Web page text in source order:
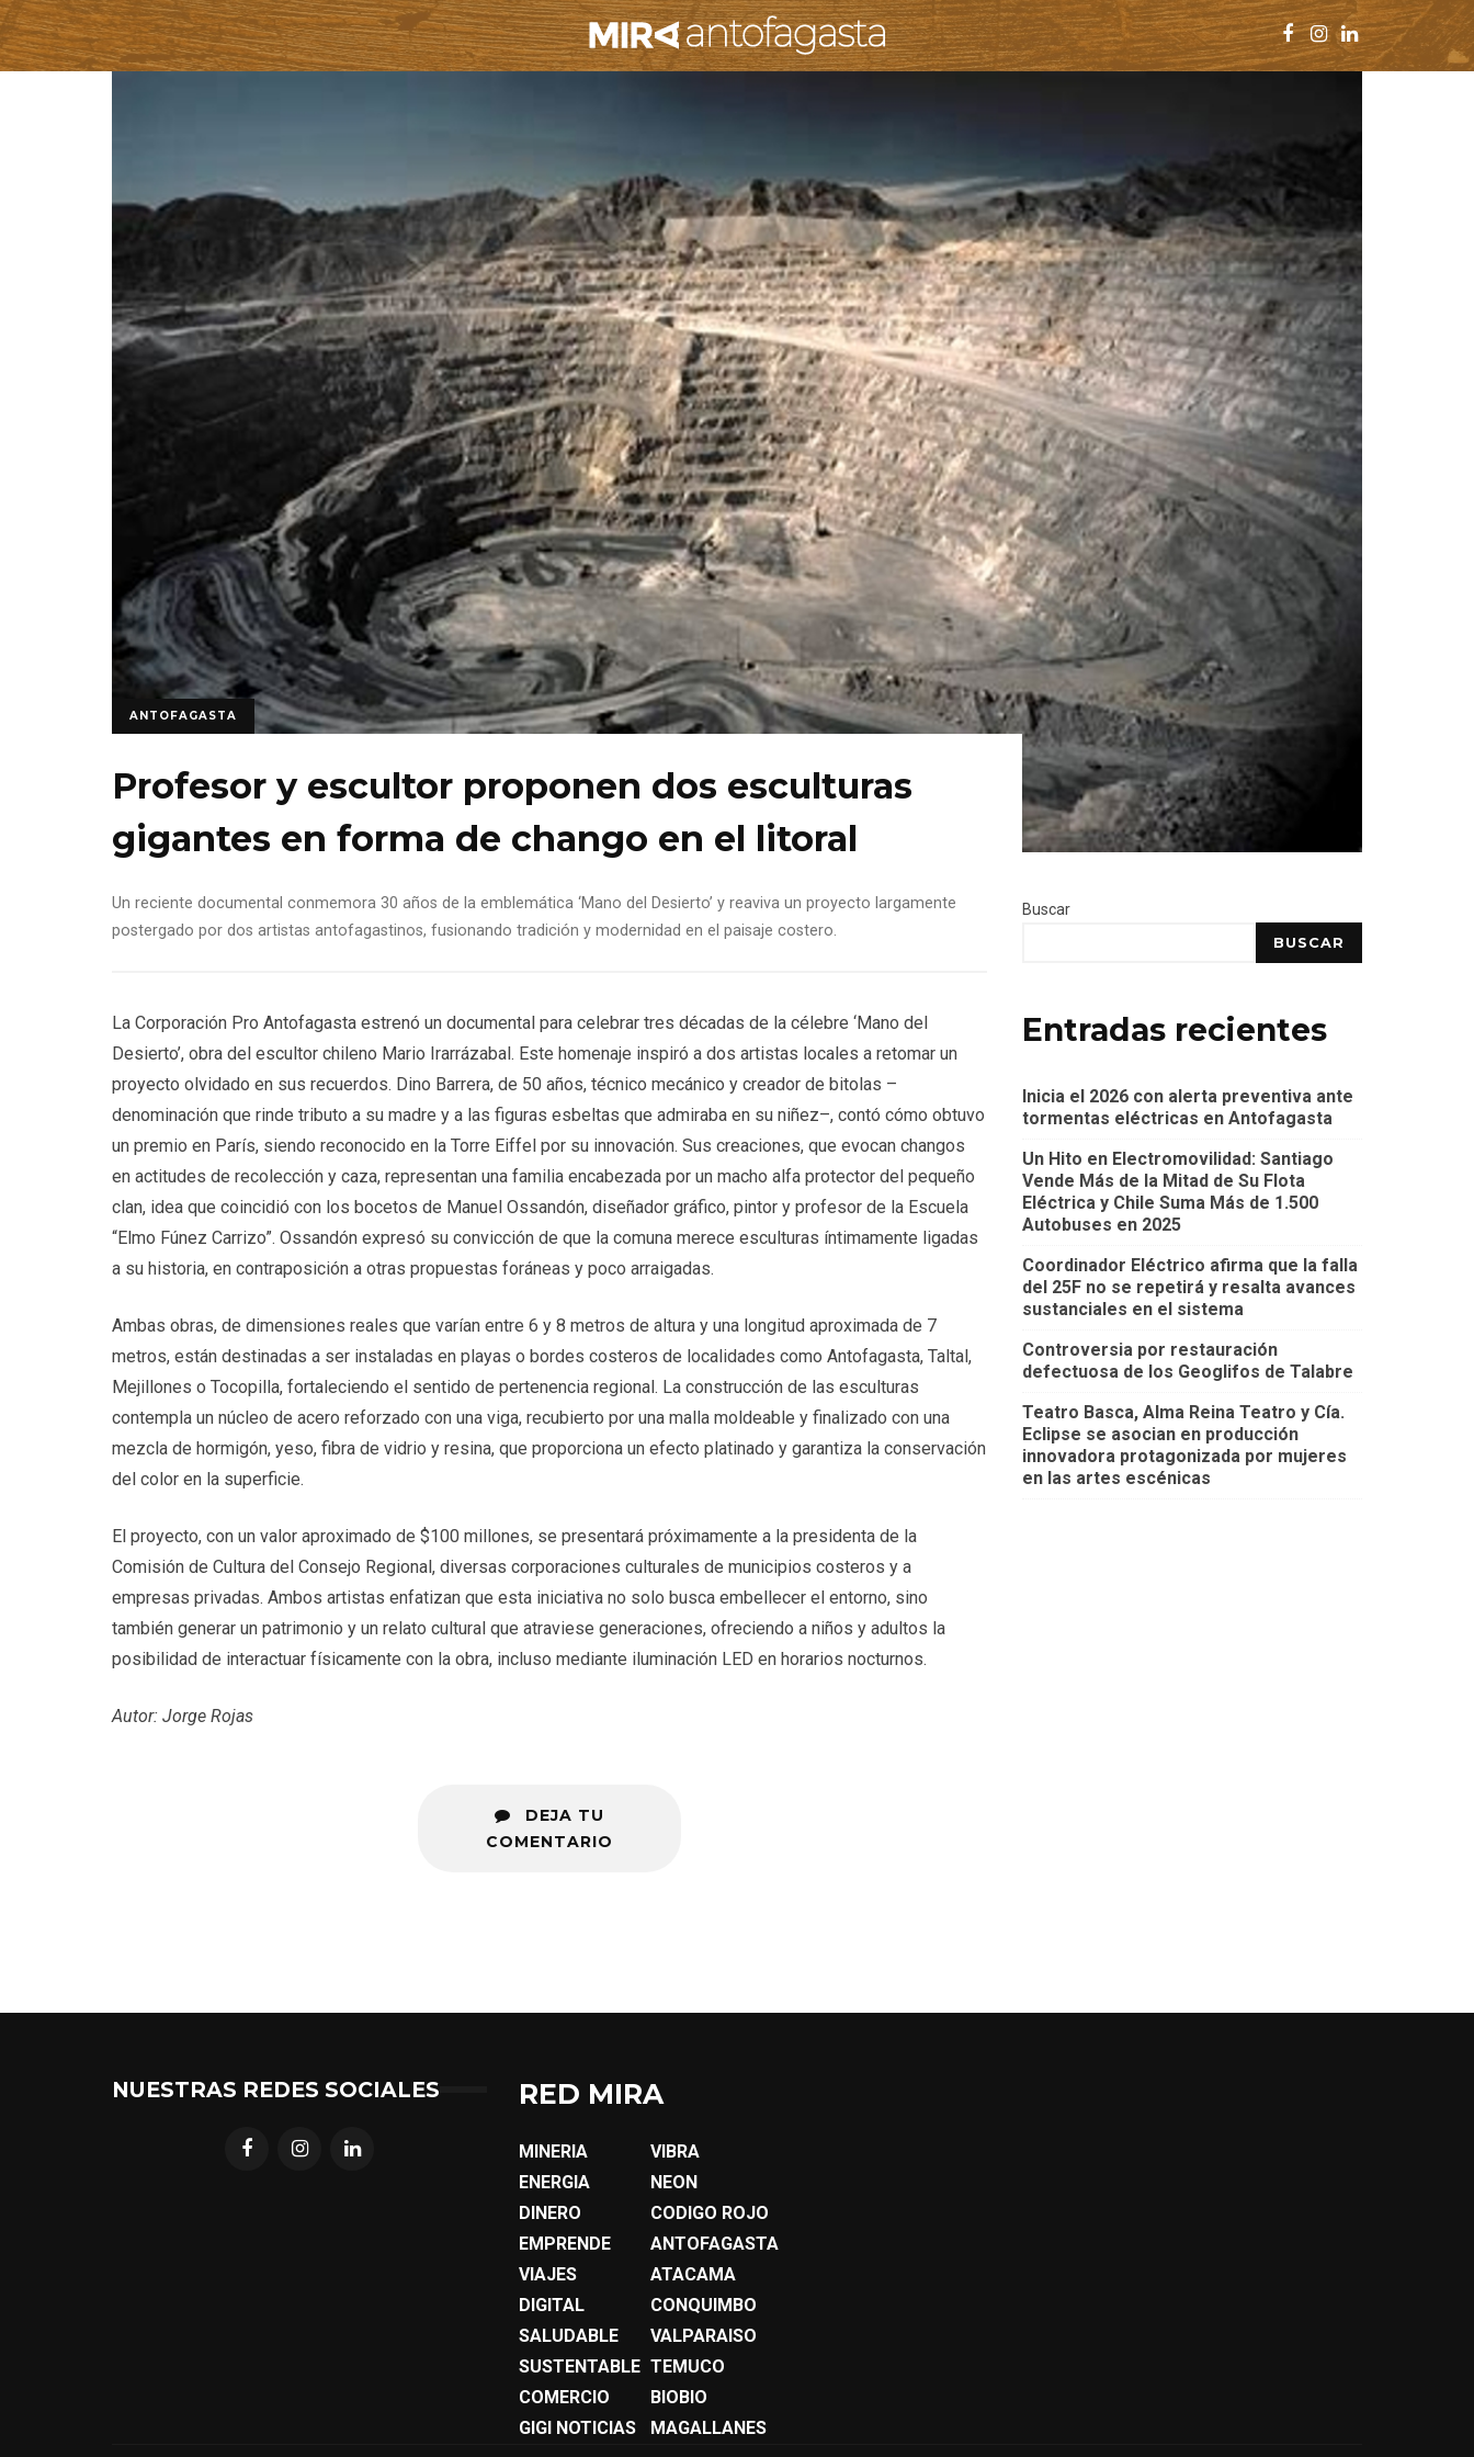
ANTOFAGASTA
Profesor y escultor proponen dos esculturas
gigantes en forma de chango en el litoral
Un reciente documental conmemora 30 años de la emblemática ‘Mano del Desierto’ y reaviva un proyecto largamente
postergado por dos artistas antofagastinos, fusionando tradición y modernidad en el paisaje costero.
La Corporación Pro Antofagasta estrenó un documental para celebrar tres décadas de la célebre ‘Mano del
Desierto’, obra del escultor chileno Mario Irarrázabal. Este homenaje inspiró a dos artistas locales a retomar un
proyecto olvidado en sus recuerdos. Dino Barrera, de 50 años, técnico mecánico y creador de bitolas –
denominación que rinde tributo a su madre y a las figuras esbeltas que admiraba en su niñez–, contó cómo obtuvo
un premio en París, siendo reconocido en la Torre Eiffel por su innovación. Sus creaciones, que evocan changos
en actitudes de recolección y caza, representan una familia encabezada por un macho alfa protector del pequeño
clan, idea que coincidió con los bocetos de Manuel Ossandón, diseñador gráfico, pintor y profesor de la Escuela
“Elmo Fúnez Carrizo”. Ossandón expresó su convicción de que la comuna merece esculturas íntimamente ligadas
a su historia, en contraposición a otras propuestas foráneas y poco arraigadas.
Ambas obras, de dimensiones reales que varían entre 6 y 8 metros de altura y una longitud aproximada de 7
metros, están destinadas a ser instaladas en playas o bordes costeros de localidades como Antofagasta, Taltal,
Mejillones o Tocopilla, fortaleciendo el sentido de pertenencia regional. La construcción de las esculturas
contempla un núcleo de acero reforzado con una viga, recubierto por una malla moldeable y finalizado con una
mezcla de hormigón, yeso, fibra de vidrio y resina, que proporciona un efecto platinado y garantiza la conservación
del color en la superficie.
El proyecto, con un valor aproximado de $100 millones, se presentará próximamente a la presidenta de la
Comisión de Cultura del Consejo Regional, diversas corporaciones culturales de municipios costeros y a
empresas privadas. Ambos artistas enfatizan que esta iniciativa no solo busca embellecer el entorno, sino
también generar un patrimonio y un relato cultural que atraviese generaciones, ofreciendo a niños y adultos la
posibilidad de interactuar físicamente con la obra, incluso mediante iluminación LED en horarios nocturnos.
Autor: Jorge Rojas
DEJA TU
COMENTARIO
Buscar
BUSCAR
Entradas recientes
Inicia el 2026 con alerta preventiva ante
tormentas eléctricas en Antofagasta
Un Hito en Electromovilidad: Santiago
Vende Más de la Mitad de Su Flota
Eléctrica y Chile Suma Más de 1.500
Autobuses en 2025
Coordinador Eléctrico afirma que la falla
del 25F no se repetirá y resalta avances
sustanciales en el sistema
Controversia por restauración
defectuosa de los Geoglifos de Talabre
Teatro Basca, Alma Reina Teatro y Cía.
Eclipse se asocian en producción
innovadora protagonizada por mujeres
en las artes escénicas
NUESTRAS REDES SOCIALES RED MIRA
MINERIA
ENERGIA
DINERO
EMPRENDE
VIAJES
DIGITAL
SALUDABLE
SUSTENTABLE
COMERCIO
GIGI NOTICIAS
VIBRA
NEON
CODIGO ROJO
ANTOFAGASTA
ATACAMA
CONQUIMBO
VALPARAISO
TEMUCO
BIOBIO
MAGALLANES